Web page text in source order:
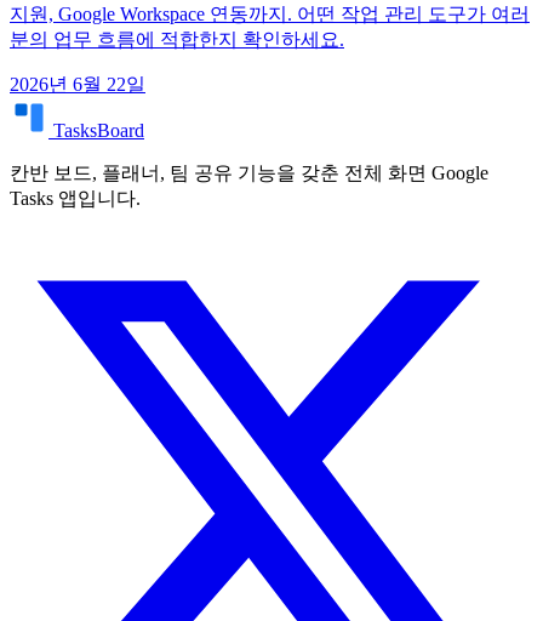
지원, Google Workspace 연동까지. 어떤 작업 관리 도구가 여러
분의 업무 흐름에 적합한지 확인하세요.
2026년 6월 22일
TasksBoard
칸반 보드, 플래너, 팀 공유 기능을 갖춘 전체 화면 Google
Tasks 앱입니다.